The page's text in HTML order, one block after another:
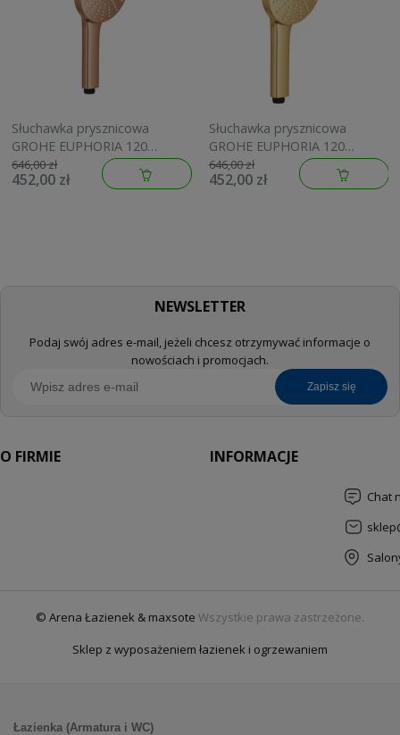
Słuchawka prysznicowa
GROHE EUPHORIA 120
brushed warm sunset
134883DL00
646,00 zł
452,00 zł
Słuchawka prysznicowa
GROHE EUPHORIA 120
brushed cool sunrise
134883GN00
646,00 zł
452,00 zł
NEWSLETTER
Podaj swój adres e-mail, jeżeli chcesz otrzymywać informacje o
nowościach i promocjach.
zapisz się
O FIRMIE INFORMACJE
Chat
© Arena Łazienek & maxsote Wszystkie prawa zastrzeżone.
Sklep z wyposażeniem łazienek i ogrzewaniem
Łazienka (Armatura i WC)